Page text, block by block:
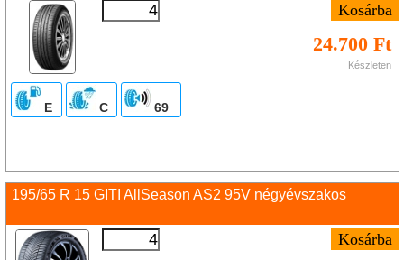
24.700 Ft
Készleten
E C 69
195/65 R 15 GITI AllSeason AS2 95V négyévszakos